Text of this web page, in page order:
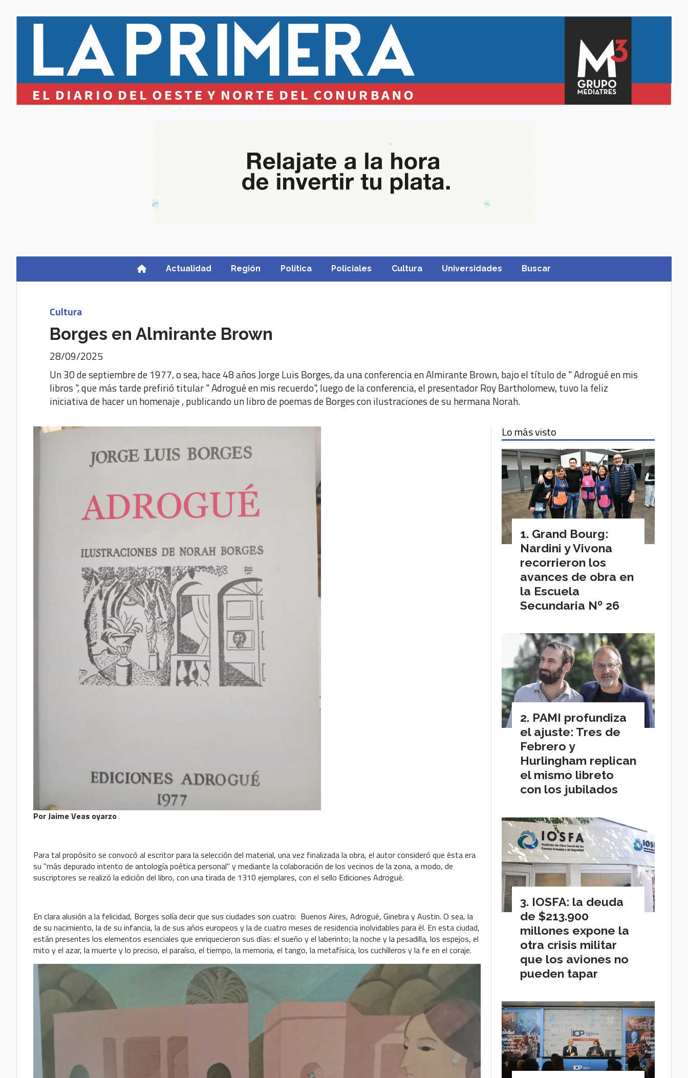
Actualidad Región Política Policiales Cultura Universidades Buscar
Borges en Almirante Brown
Un 30 de septiembre de 1977, o sea, hace 48 años Jorge Luis Borges, da una conferencia en Almirante Brown, bajo el título de " Adrogué en mis
libros ", que más tarde prefirió titular " Adrogué en mis recuerdo", luego de la conferencia, el presentador Roy Bartholomew, tuvo la feliz
iniciativa de hacer un homenaje , publicando un libro de poemas de Borges con ilustraciones de su hermana Norah.
Cultura
28/09/2025
Por Jaime Veas oyarzo
Para tal propósito se convocó al escritor para la selección del material, una vez finalizada la obra, el autor consideró que ésta era
su "más depurado intento de antología poética personal" y mediante la colaboración de los vecinos de la zona, a modo, de
suscriptores se realizó la edición del libro, con una tirada de 1310 ejemplares, con el sello Ediciones Adrogué.
En clara alusión a la felicidad, Borges solía decir que sus ciudades son cuatro: Buenos Aires, Adrogué, Ginebra y Austin. O sea, la
de su nacimiento, la de su infancia, la de sus años europeos y la de cuatro meses de residencia inolvidables para él. En esta ciudad,
están presentes los elementos esenciales que enriquecieron sus días: el sueño y el laberinto; la noche y la pesadilla, los espejos, el
mito y el azar, la muerte y lo preciso, el paraíso, el tiempo, la memoria, el tango, la metafísica, los cuchilleros y la fe en el coraje.
Lo más visto
Grand Bourg:
Nardini y Vivona
recorrieron los
avances de obra en
la Escuela
Secundaria Nº 26
PAMI profundiza
el ajuste: Tres de
Febrero y
Hurlingham replican
el mismo libreto
con los jubilados
IOSFA: la deuda
de $213.900
millones expone la
otra crisis militar
que los aviones no
pueden tapar